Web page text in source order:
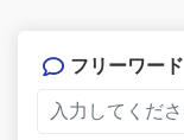
フリーワード